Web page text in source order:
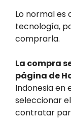
Lo normal es
tecnología,
comprarla.
La compra
página de
Indonesia en
seleccionar
contratar